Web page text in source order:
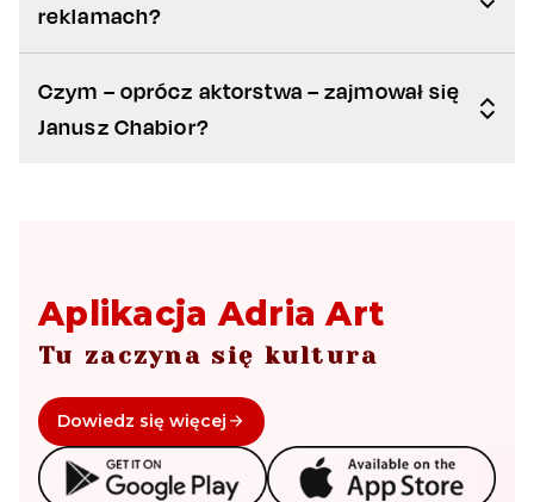
reklamach?
Czym – oprócz aktorstwa – zajmował się
Janusz Chabior?
Aplikacja Adria Art
Tu zaczyna się kultura
Dowiedz się więcej